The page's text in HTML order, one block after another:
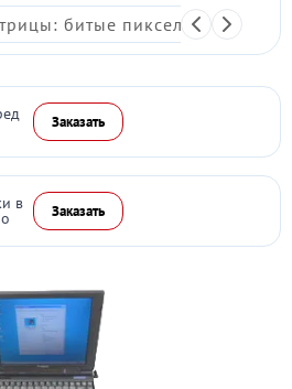
битые пиксели,
Заказать
в Заказать